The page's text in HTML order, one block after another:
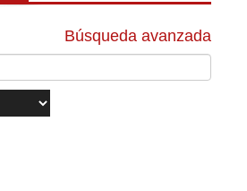
Búsqueda avanzada